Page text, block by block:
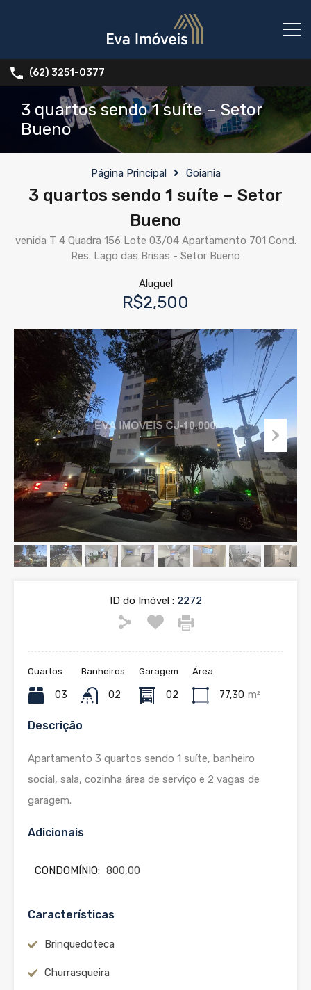
(62) 3251-0377
3 quartos sendo 1 suíte – Setor
Bueno
Página Principal Goiania
3 quartos sendo 1 suíte – Setor
Bueno
venida T 4 Quadra 156 Lote 03/04 Apartamento 701 Cond.
Res. Lago das Brisas - Setor Bueno
Aluguel
R$2,500
ID do Imóvel :2272
Quartos
03
Banheiros
02
Garagem
02
Área
77,30 m²
Descrição
Apartamento 3 quartos sendo 1 suíte, banheiro
social, sala, cozinha área de serviço e 2 vagas de
garagem.
Adicionais
CONDOMÍNIO: 800,00
Características
Brinquedoteca
Churrasqueira